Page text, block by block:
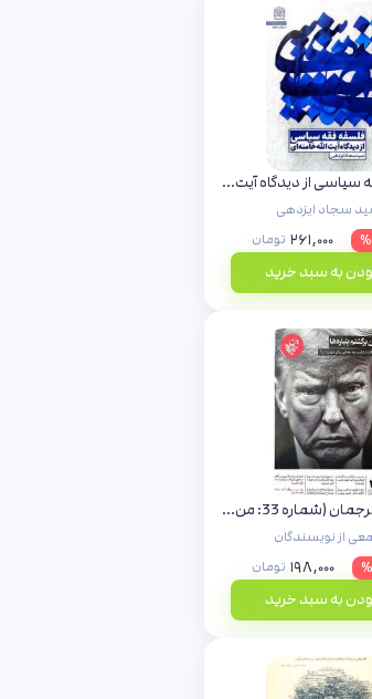
فلسفه فقه سیاسی از دیدگاه آیت الله خامنه‌ای
سجاد ایزدهی
۲۶۱,۰۰۰ تومان
به سبد خرید
فصلنامه ترجمان (شماره 33: من برگشتم پتیاره ها)
از نویسندگان
۱۹۸,۰۰۰ تومان
به سبد خرید